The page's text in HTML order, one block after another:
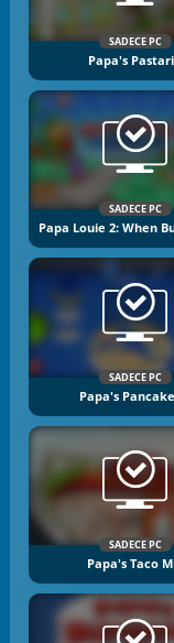
SADECE PC
Papa's
SADECE PC
SADECE PC
Papa's
SADECE PC
Papa's Taco